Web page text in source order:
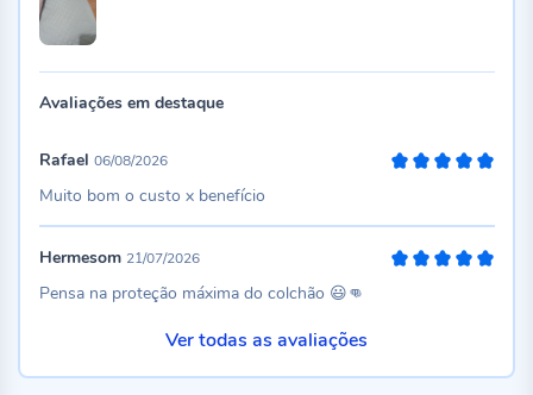
Avaliações em destaque
Rafael 06/08/2026
Muito bom o custo x benefício
Hermesom 21/07/2026
Pensa na proteção máxima do colchão 😃👊
Ver todas as avaliações